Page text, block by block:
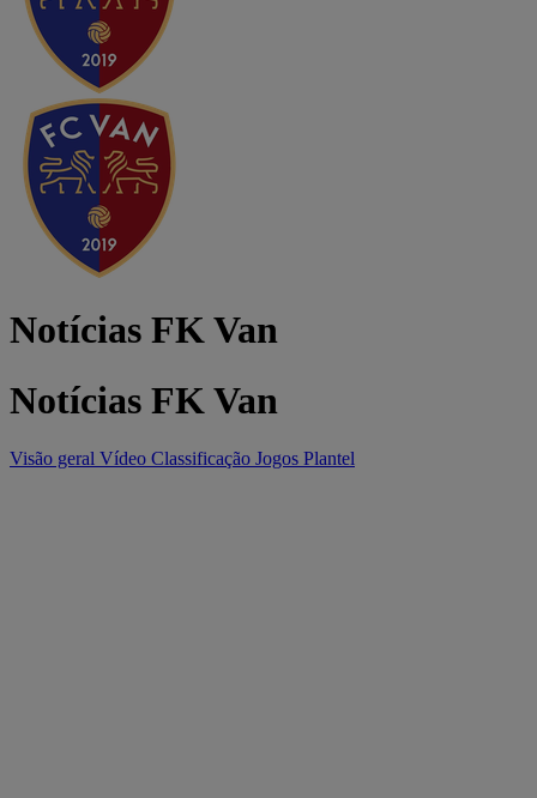
Notícias FK Van
Notícias FK Van
Visão geral Vídeo Classificação Jogos Plantel